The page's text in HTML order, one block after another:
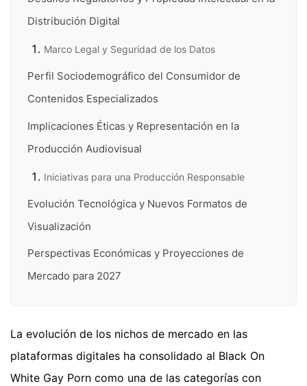
Distribución Digital
Marco Legal y Seguridad de los Datos
Perfil Sociodemográfico del Consumidor de
Contenidos Especializados
Implicaciones Éticas y Representación en la
Producción Audiovisual
Iniciativas para una Producción Responsable
Evolución Tecnológica y Nuevos Formatos de
Visualización
Perspectivas Económicas y Proyecciones de
Mercado para 2027
La evolución de los nichos de mercado en las
plataformas digitales ha consolidado al Black On
White Gay Porn como una de las categorías con